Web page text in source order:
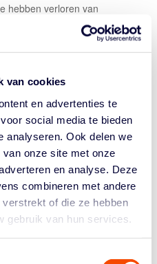
van cookies
en advertenties te
social media te bieden
analyseren. Ook delen we
onze site met onze
en analyse. Deze
combineren met andere
of die ze hebben
gebruik van hun services.
hebben verloren van
van TopKip Lions iets
Dat is, ondanks een trage
Haarlemse Triple Threat
het zelfs tot 3-8,
Charlotte van Kleef stelden
kwart stond het 17-13 in
de ploeg keek niet meer
punten, 11 rebounds, zie
Kleef (14 pts) scoorden
13 punten voor Triple